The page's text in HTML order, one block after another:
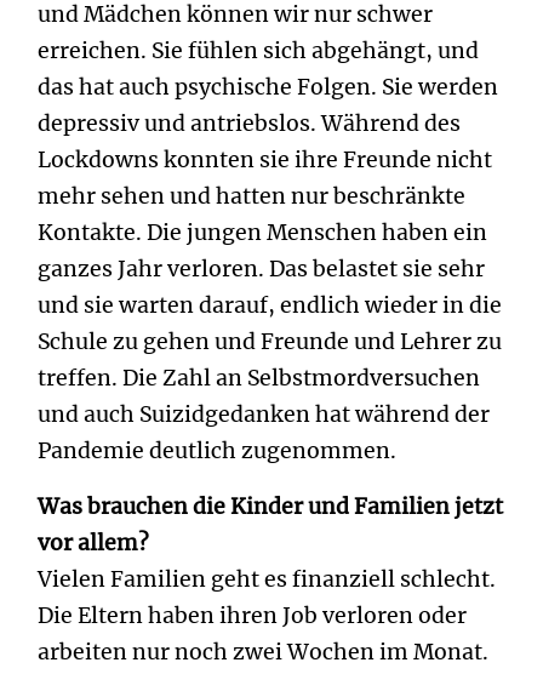
und Mädchen können wir nur schwer
erreichen. Sie fühlen sich abgehängt, und
das hat auch psychische Folgen. Sie werden
depressiv und antriebslos. Während des
Lockdowns konnten sie ihre Freunde nicht
mehr sehen und hatten nur beschränkte
Kontakte. Die jungen Menschen haben ein
ganzes Jahr verloren. Das belastet sie sehr
und sie warten darauf, endlich wieder in die
Schule zu gehen und Freunde und Lehrer zu
treffen. Die Zahl an Selbstmordversuchen
und auch Suizidgedanken hat während der
Pandemie deutlich zugenommen.
Was brauchen die Kinder und Familien jetzt
vor allem?
Vielen Familien geht es finanziell schlecht.
Die Eltern haben ihren Job verloren oder
arbeiten nur noch zwei Wochen im Monat.